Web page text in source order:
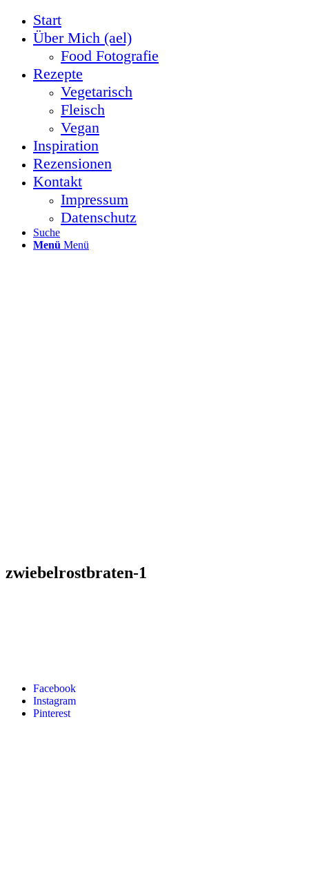
Start
Über Mich (ael)
Food Fotografie
Rezepte
Vegetarisch
Fleisch
Vegan
Inspiration
Rezensionen
Kontakt
Impressum
Datenschutz
Suche
Menü Menü
Facebook
Instagram
Pinterest
zwiebelrostbraten-1